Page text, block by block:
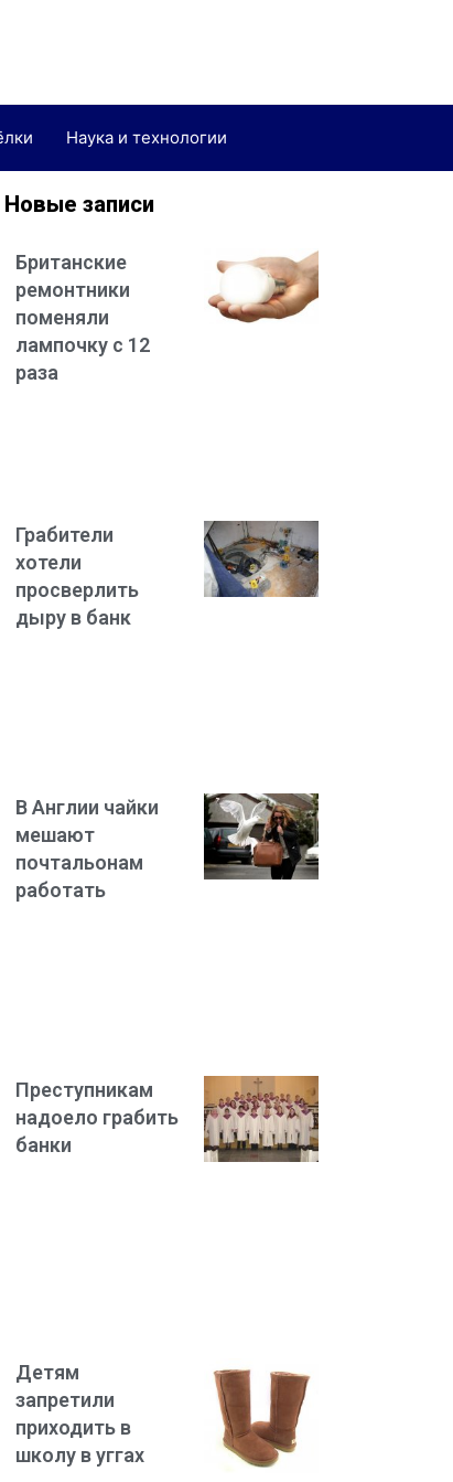
Наука и технологии
Новые записи
Британские
ремонтники
поменяли
лампочку с 12
раза
Грабители
хотели
просверлить
дыру в банк
В Англии чайки
мешают
почтальонам
работать
Преступникам
надоело грабить
банки
Детям
запретили
приходить в
школу в уггах